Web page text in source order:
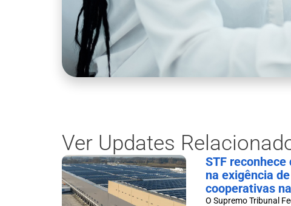
Ver Updates
STF
na exigência
cooperativas
O Supremo Tribunal